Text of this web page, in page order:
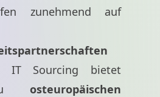
zunehmend auf
IT Sourcing bietet
osteuropäischen